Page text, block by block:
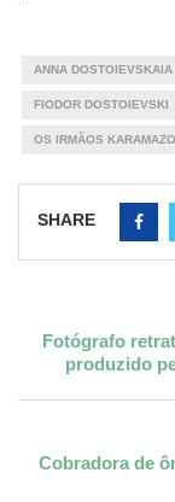
ANNA DOSTOIEVSKAIA
FIODOR DOSTOIEVSKI
OS IRMÃOS
SHARE
Fotógrafo
produzido
Cobradora de